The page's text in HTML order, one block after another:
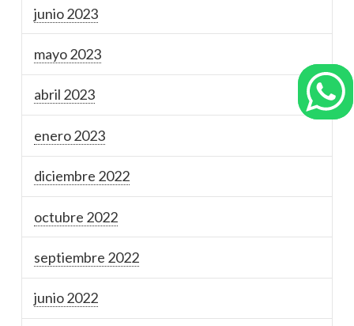
junio 2023
mayo 2023
abril 2023
enero 2023
diciembre 2022
octubre 2022
septiembre 2022
junio 2022